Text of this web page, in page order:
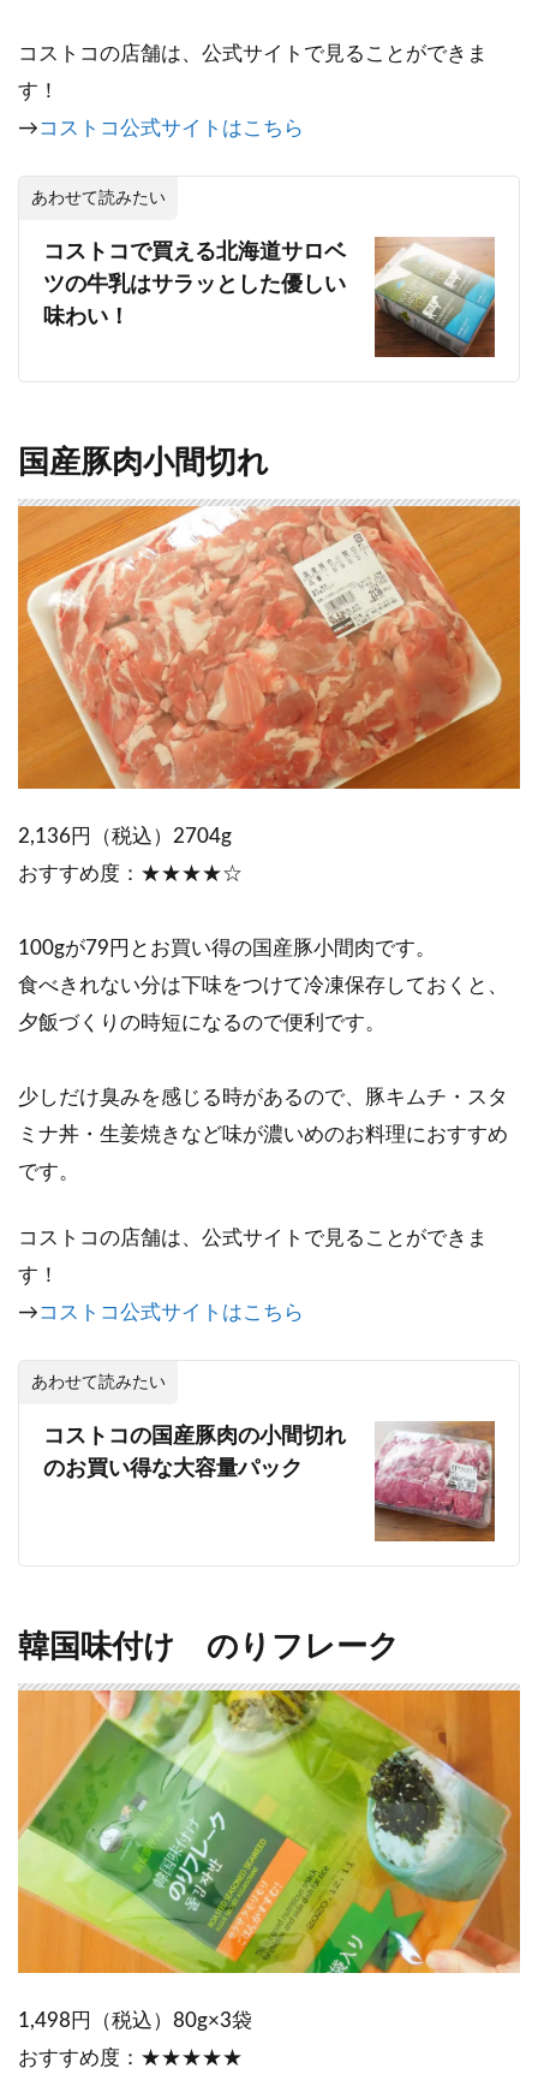
コストコの店舗は、公式サイトで見ることができま
す！
→コストコ公式サイトはこちら
あわせて読みたい
コストコで買える北海道サロベ
ツの牛乳はサラッとした優しい
味わい！
国産豚肉小間切れ
2,136円（税込）2704g
おすすめ度：★★★★☆
100gが79円とお買い得の国産豚小間肉です。
食べきれない分は下味をつけて冷凍保存しておくと、
夕飯づくりの時短になるので便利です。
少しだけ臭みを感じる時があるので、豚キムチ・スタ
ミナ丼・生姜焼きなど味が濃いめのお料理におすすめ
です。
コストコの店舗は、公式サイトで見ることができま
す！
→コストコ公式サイトはこちら
あわせて読みたい
コストコの国産豚肉の小間切れ
のお買い得な大容量パック
韓国味付け のりフレーク
1,498円（税込）80g×3袋
おすすめ度：★★★★★